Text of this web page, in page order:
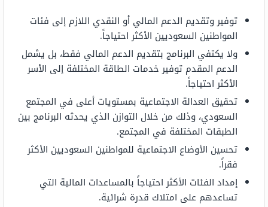
توفير وتقديم الدعم المالي أو النقدي اللازم إلى فئات
المواطنين السعوديين الأكثر احتياجاً.
ولا يكتفي البرنامج بتقديم الدعم المالي فقط، بل يشمل
الدعم المقدم توفير خدمات الطاقة المختلفة إلى الأسر
الأكثر احتياجاً.
تحقيق العدالة الاجتماعية بمستويات أعلى في المجتمع
السعودي، وذلك من خلال التوازن الذي يحدثه البرنامج بين
الطبقات المختلفة في المجتمع.
تحسين الأوضاع الاجتماعية للمواطنين السعوديين الأكثر
فقراً.
إمداد الفئات الأكثر احتياجاً بالمساعدات المالية التي
تساعدهم على امتلاك قدرة شرائية.